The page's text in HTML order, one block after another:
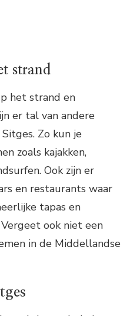
strand
het strand en
er tal van andere
Zo kun je
zoals kajakken,
Ook zijn er
en restaurants waar
tapas en
ook niet een
in de Middellandse